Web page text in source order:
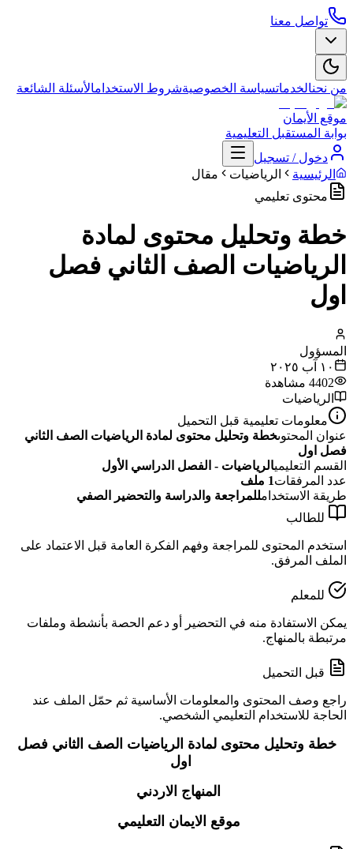
تواصل معنا
من نحنالخدماتسياسة الخصوصيةشروط الاستخدامالأسئلة الشائعة
موقع الأيمان
بوابة المستقبل التعليمية
دخول / تسجيل
الرئيسية
الرياضيات
مقال
محتوى تعليمي
خطة وتحليل محتوى لمادة
الرياضيات الصف الثاني فصل
اول
المسؤول
١٠ آب ٢٠٢٥
4402 مشاهدة
الرياضيات
معلومات تعليمية قبل التحميل
عنوان المحتوىخطة وتحليل محتوى لمادة الرياضيات الصف الثاني
فصل اول
القسم التعليميالرياضيات - الفصل الدراسي الأول
عدد المرفقات1 ملف
طريقة الاستخدامللمراجعة والدراسة والتحضير الصفي
للطالب
استخدم المحتوى للمراجعة وفهم الفكرة العامة قبل الاعتماد على
الملف المرفق.
للمعلم
يمكن الاستفادة منه في التحضير أو دعم الحصة بأنشطة وملفات
مرتبطة بالمنهاج.
قبل التحميل
راجع وصف المحتوى والمعلومات الأساسية ثم حمّل الملف عند
الحاجة للاستخدام التعليمي الشخصي.
خطة وتحليل محتوى لمادة الرياضيات الصف الثاني فصل
اول
المنهاج الاردني
موقع الايمان التعليمي